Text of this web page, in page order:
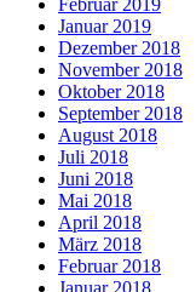
Februar 2019
Januar 2019
Dezember 2018
November 2018
Oktober 2018
September 2018
August 2018
Juli 2018
Juni 2018
Mai 2018
April 2018
März 2018
Februar 2018